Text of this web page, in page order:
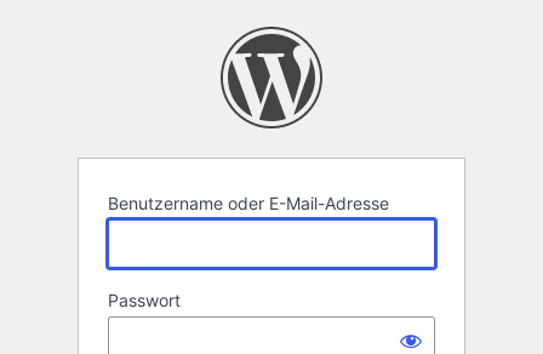
Benutzername oder E-Mail-Adresse
Passwort